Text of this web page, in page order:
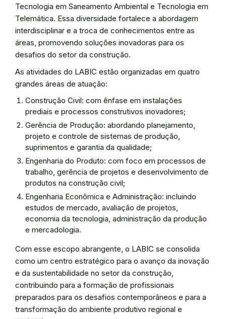
Tecnologia em Saneamento Ambiental e Tecnologia em
Telemática. Essa diversidade fortalece a abordagem
interdisciplinar e a troca de conhecimentos entre as
áreas, promovendo soluções inovadoras para os
desafios do setor da construção.
As atividades do LABIC estão organizadas em quatro
grandes áreas de atuação:
Construção Civil: com ênfase em instalações
prediais e processos construtivos inovadores;
Gerência de Produção: abordando planejamento,
projeto e controle de sistemas de produção,
suprimentos e garantia da qualidade;
Engenharia do Produto: com foco em processos de
trabalho, gerência de projetos e desenvolvimento de
produtos na construção civil;
Engenharia Econômica e Administração: incluindo
estudos de mercado, avaliação de projetos,
economia da tecnologia, administração da produção
e mercadologia.
Com esse escopo abrangente, o LABIC se consolida
como um centro estratégico para o avanço da inovação
e da sustentabilidade no setor da construção,
contribuindo para a formação de profissionais
preparados para os desafios contemporâneos e para a
transformação do ambiente produtivo regional e